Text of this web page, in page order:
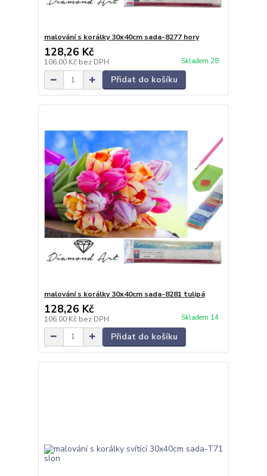
malování s korálky 30x40cm sada-8277 hory
128,26 Kč
106,00 Kč bez DPH Skladem 28
Přidat do košíku
malování s korálky 30x40cm sada-8281 tulipá
128,26 Kč
106,00 Kč bez DPH Skladem 14
Přidat do košíku